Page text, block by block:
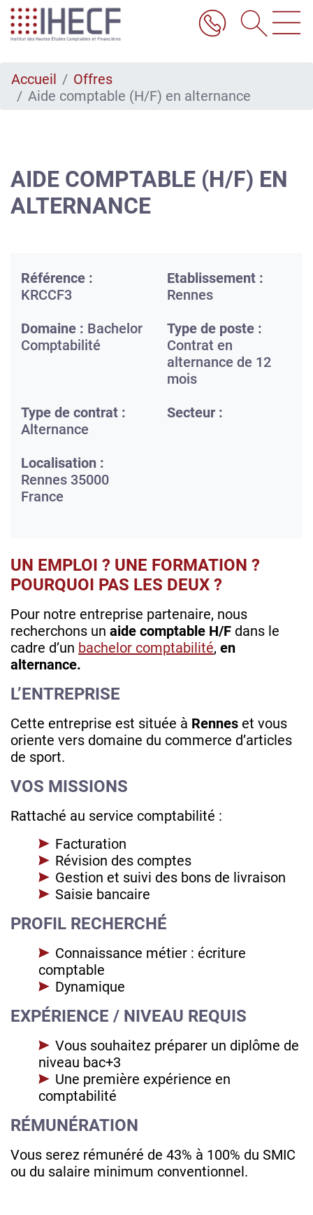
Aller
au
contenu
Accueil
Offres
Aide comptable (H/F) en alternance
AIDE COMPTABLE (H/F) EN
ALTERNANCE
Référence :
KRCCF3
Etablissement :
Rennes
Domaine : Bachelor
Comptabilité
Type de poste :
Contrat en
alternance de 12
mois
Type de contrat :
Alternance
Secteur :
Localisation :
Rennes 35000
France
UN EMPLOI ? UNE FORMATION ?
POURQUOI PAS LES DEUX ?
Pour notre entreprise partenaire, nous
recherchons un aide comptable H/F dans le
cadre d’un bachelor comptabilité, en
alternance.
L’ENTREPRISE
Cette entreprise est située à Rennes et vous
oriente vers domaine du commerce d’articles
de sport.
VOS MISSIONS
Rattaché au service comptabilité :
Facturation
Révision des comptes
Gestion et suivi des bons de livraison
Saisie bancaire
PROFIL RECHERCHÉ
Connaissance métier : écriture
comptable
Dynamique
EXPÉRIENCE / NIVEAU REQUIS
Vous souhaitez préparer un diplôme de
niveau bac+3
Une première expérience en
comptabilité
RÉMUNÉRATION
Vous serez rémunéré de 43% à 100% du SMIC
ou du salaire minimum conventionnel.